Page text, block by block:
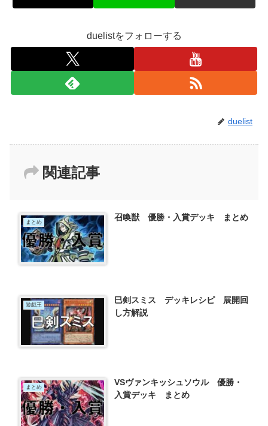
duelistをフォローする
duelist
関連記事
まとめ 召喚獣 優勝・入賞デッキ まとめ
遊戯王
巳剣スミス デッキレシピ 展開回
し方解説
まとめ
VSヴァンキッシュソウル 優勝・
入賞デッキ まとめ